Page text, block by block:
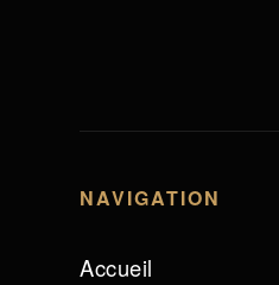
NAVIGATION
Accueil